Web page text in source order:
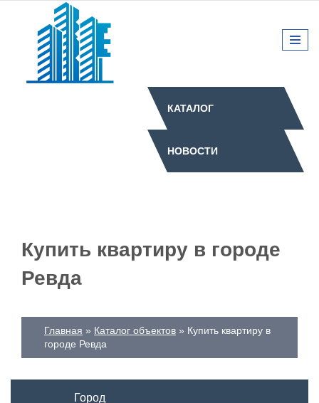
КАТАЛОГ
НОВОСТИ
Купить квартиру в городе
Ревда
Главная Каталог объектов
Купить квартиру в
городе Ревда
Город